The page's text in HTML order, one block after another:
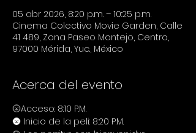
05 abr 2026, 8:20 p.m. – 10:25 p.m.
Cinema Colectivo Movie Garden, Calle
41 489, Zona Paseo Montejo, Centro,
97000 Mérida, Yuc., México
Acerca del evento
🌝Acceso: 8:10 P.M.
🌚 Inicio de la peli: 8:20 P.M.